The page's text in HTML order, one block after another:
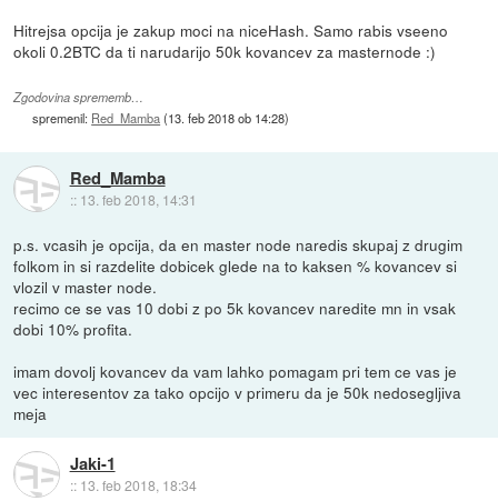
Hitrejsa opcija je zakup moci na niceHash. Samo rabis vseeno
okoli 0.2BTC da ti narudarijo 50k kovancev za masternode :)
Zgodovina sprememb…
spremenil: Red_Mamba(13. feb 2018 ob 14:28)
Red_Mamba
:: 13. feb 2018, 14:31
p.s. vcasih je opcija, da en master node naredis skupaj z drugim
folkom in si razdelite dobicek glede na to kaksen % kovancev si
vlozil v master node.
recimo ce se vas 10 dobi z po 5k kovancev naredite mn in vsak
dobi 10% profita.
imam dovolj kovancev da vam lahko pomagam pri tem ce vas je
vec interesentov za tako opcijo v primeru da je 50k nedosegljiva
meja
Jaki-1
:: 13. feb 2018, 18:34